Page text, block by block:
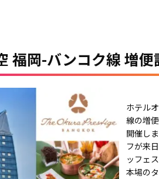
福岡-バンコク線 増便
ホテル
線の増
開催し
フが来
ッフェ
本場の